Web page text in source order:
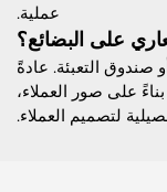
عملية.
على البضائع؟
صندوق التعبئة. عادةً
على صور العملاء،
لتصميم العملاء.